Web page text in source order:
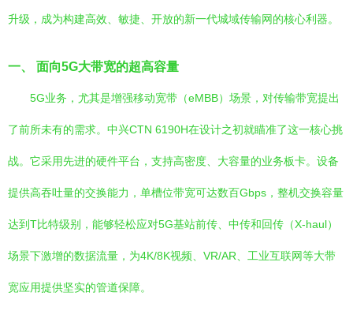
升级，成为构建高效、敏捷、开放的新一代城域传输网的核心利器。
一、 面向5G大带宽的超高容量
5G业务，尤其是增强移动宽带（eMBB）场景，对传输带宽提出
了前所未有的需求。中兴CTN 6190H在设计之初就瞄准了这一核心挑
战。它采用先进的硬件平台，支持高密度、大容量的业务板卡。设备
提供高吞吐量的交换能力，单槽位带宽可达数百Gbps，整机交换容量
达到T比特级别，能够轻松应对5G基站前传、中传和回传（X-haul）
场景下激增的数据流量，为4K/8K视频、VR/AR、工业互联网等大带
宽应用提供坚实的管道保障。